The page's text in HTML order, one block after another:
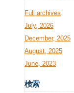
Full archives
July, 2026
December, 2025
August, 2025
June, 2023
検索